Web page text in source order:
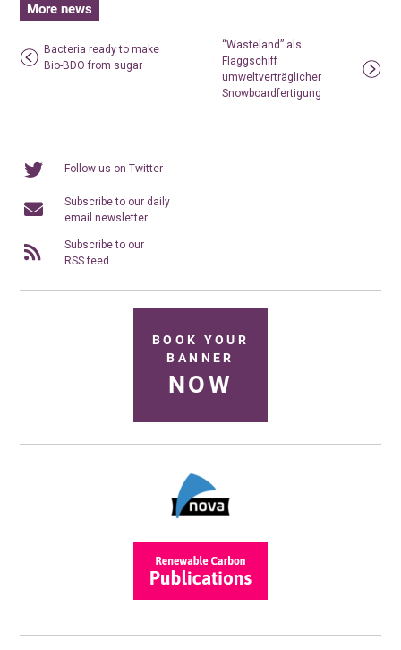
More news
Bacteria ready to make
Bio-BDO from sugar
“Wasteland” als
Flaggschiff
umweltverträglicher
Snowboardfertigung
Follow us on Twitter
Subscribe to our daily
email newsletter
Subscribe to our
RSS feed
BOOK YOUR
BANNER
NOW